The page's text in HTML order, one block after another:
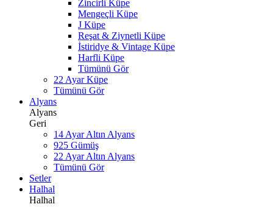
Zincirli Küpe
Mengeçli Küpe
J Küpe
Reşat & Ziynetli Küpe
İstiridye & Vintage Küpe
Harfli Küpe
Tümünü Gör
22 Ayar Küpe
Tümünü Gör
Alyans
Alyans
Geri
14 Ayar Altın Alyans
925 Gümüş
22 Ayar Altın Alyans
Tümünü Gör
Setler
Halhal
Halhal